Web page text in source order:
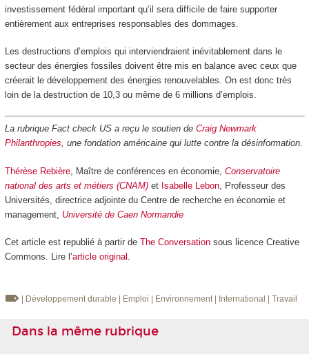
investissement fédéral important qu’il sera difficile de faire supporter
entièrement aux entreprises responsables des dommages.
Les destructions d’emplois qui interviendraient inévitablement dans le
secteur des énergies fossiles doivent être mis en balance avec ceux que
créerait le développement des énergies renouvelables. On est donc très
loin de la destruction de 10,3 ou même de 6 millions d’emplois.
La rubrique Fact check US a reçu le soutien de Craig Newmark
Philanthropies, une fondation américaine qui lutte contre la désinformation.
Thérèse Rebière, Maître de conférences en économie, Conservatoire
national des arts et métiers (CNAM)et Isabelle Lebon, Professeur des
Universités, directrice adjointe du Centre de recherche en économie et
management, Université de Caen Normandie
Cet article est republié à partir de The Conversationsous licence Creative
Commons. Lire l’article original .
| Développement durable | Emploi | Environnement | International | Travail
Dans la même rubrique